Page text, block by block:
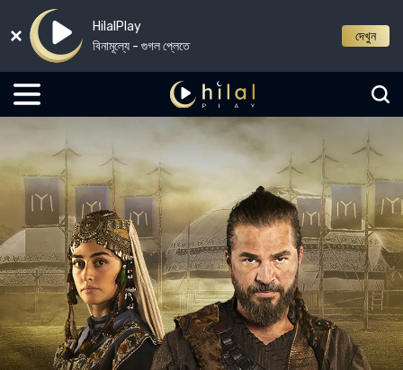
HilalPlay
বিনামূল্যে - গুগল প্লেতে
দেখুন